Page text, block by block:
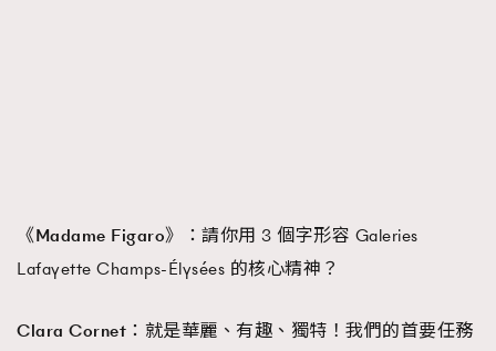
《Madame Figaro》： 請你用 3 個字形容 Galeries
Lafayette Champs-Élysées 的核心精神？
Clara Cornet： 就是華麗、有趣、獨特！我們的首要任務